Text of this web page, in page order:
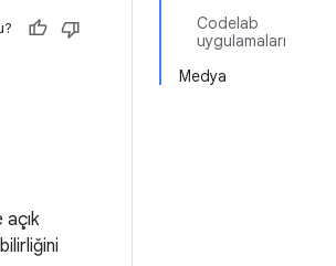
Codelab
uygulamaları
Medya